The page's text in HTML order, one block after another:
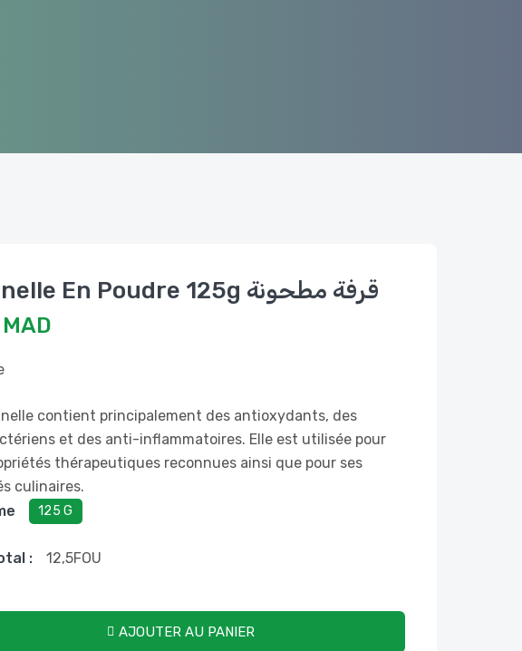
Cannelle En Poudre 125g قرفة مطحونة
contient principalement des antioxydants, des
et des anti-inflammatoires. Elle est utilisée pour
thérapeutiques reconnues ainsi que pour ses
culinaires.
125 G
: 12,5FOU
AJOUTER AU PANIER